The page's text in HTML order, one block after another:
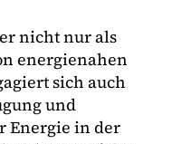
nicht nur als
energienahen
sich auch
und
Energie in der